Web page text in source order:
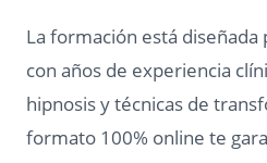
La formación está diseñada
con años de experiencia
hipnosis y técnicas de
formato 100% online te